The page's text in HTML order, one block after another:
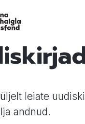
leiate
andnud.